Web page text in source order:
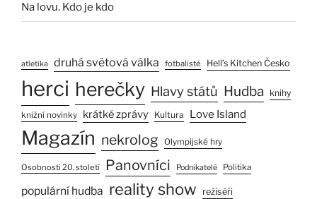
Na lovu. Kdo je kdo
atletika druhá světová válka fotbalisté Hell’s Kitchen Česko
herci herečky Hlavy států Hudba knihy
knižní novinky krátké zprávy Kultura Love Island
Magazín nekrolog Olympijské hry
Osobnosti 20. století Panovníci Podnikatelé Politika
populární hudba reality show režiséři